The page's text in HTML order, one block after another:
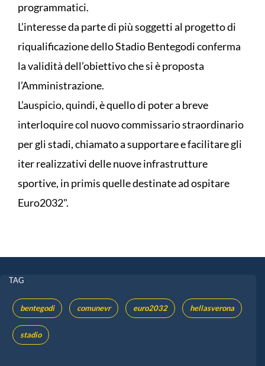
programmatici.
L’interesse da parte di più soggetti al progetto di
riqualificazione dello Stadio Bentegodi conferma
la validità dell’obiettivo che si è proposta
l’Amministrazione.
L’auspicio, quindi, è quello di poter a breve
interloquire col nuovo commissario straordinario
per gli stadi, chiamato a supportare e facilitare gli
iter realizzativi delle nuove infrastrutture
sportive, in primis quelle destinate ad ospitare
Euro2032".
TAG
bentegodi comunevr euro2032 hellasverona
stadio